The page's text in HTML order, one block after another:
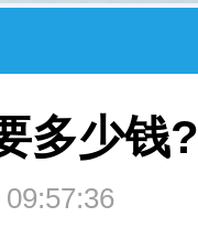
多少钱?